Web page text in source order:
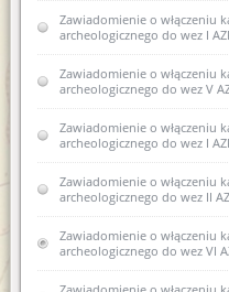
Zawiadomienie o
sprawie wydania
badań powierzchniowych
obwodnicy w
krajowej.
Zawiadomienie o
archeologicznego
zabytków
Zawiadomienie o
administracyjnego w
prowadzenie
trasie planowanej budowy
Zawiadomienie o
Zawiadomienie o włączeniu
archeologicznego do wez I
Zawiadomienie o włączeniu
archeologicznego do wez V
Zawiadomienie o włączeniu
archeologicznego do wez I
Zawiadomienie o włączeniu
archeologicznego do wez II
Zawiadomienie o włączeniu
archeologicznego do wez VI